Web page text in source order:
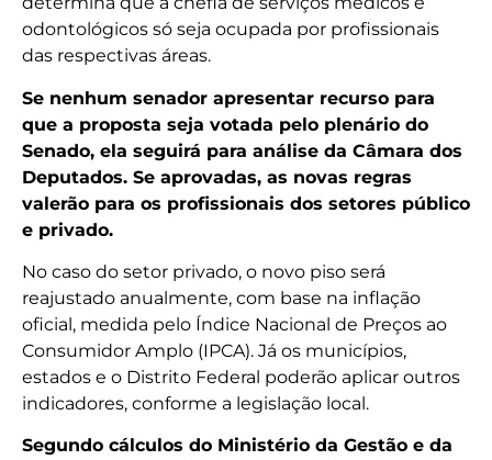
odontológicos só seja ocupada por profissionais
das respectivas áreas.
Se nenhum senador apresentar recurso para
que a proposta seja votada pelo plenário do
Senado, ela seguirá para análise da Câmara dos
Deputados. Se aprovadas, as novas regras
valerão para os profissionais dos setores público
e privado.
No caso do setor privado, o novo piso será
reajustado anualmente, com base na inflação
oficial, medida pelo Índice Nacional de Preços ao
Consumidor Amplo (IPCA). Já os municípios,
estados e o Distrito Federal poderão aplicar outros
indicadores, conforme a legislação local.
Segundo cálculos do Ministério da Gestão e da